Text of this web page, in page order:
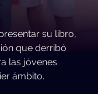
su libro,
que derribó
las jóvenes
ámbito.